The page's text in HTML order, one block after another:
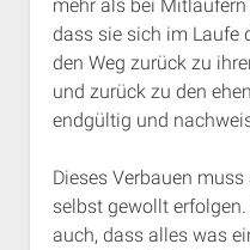
mehr als bei
dass sie sich im Laufe
den Weg zurück zu
und zurück zu den
endgültig und
Dieses Verbauen
selbst gewollt
auch, dass alles was